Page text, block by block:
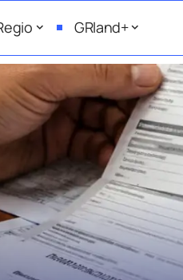
GRland+